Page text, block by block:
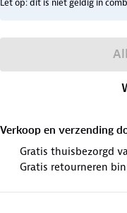
Verkoop en verzending
Gratis thuisbezorgd
Gratis retourneren